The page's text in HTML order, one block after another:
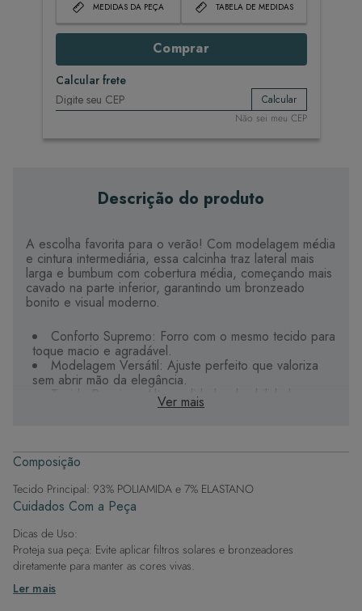
MEDIDAS DA PEÇA TABELA DE MEDIDAS
Comprar
Calcular frete
Calcular
Não sei meu CEP
Descrição do produto
A escolha favorita para o verão! Com modelagem média
e cintura intermediária, essa calcinha traz lateral mais
larga e bumbum com cobertura média, começando mais
cavado na parte inferior, garantindo um bronzeado
bonito e visual moderno.
Conforto Supremo: Forro com o mesmo tecido para
toque macio e agradável.
Modelagem Versátil: Ajuste perfeito que valoriza
sem abrir mão da elegância.
Tecido Premium: Alta qualidade, durabilidade e
Sua aliada para curtir o verão com estilo e liberdade.
Ver mais
Composição
Tecido Principal: 93% POLIAMIDA e 7% ELASTANO
Cuidados Com a Peça
Dicas de Uso:
Proteja sua peça: Evite aplicar filtros solares e bronzeadores
diretamente para manter as cores vivas.
Após a piscina: Lembre-se de que o cloro pode desgastar o tecido,
então enxague após sair da água.
Ler mais